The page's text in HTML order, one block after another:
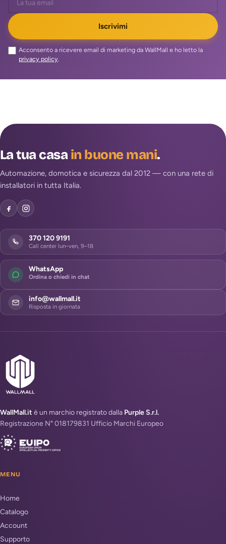
Iscrivimi
Acconsento a ricevere email di marketing da WallMall e ho letto la
privacy policy.
La tua casain buone mani.
Automazione, domotica e sicurezza dal 2012 — con una rete di
installatori in tutta Italia.
370 120 9191
Call center lun–ven, 9–18
WhatsApp
Ordina o chiedi in chat
info@wallmall.it
Risposta in giornata
WallMall.it è un marchio registrato dalla Purple S.r.l.
Registrazione N° 018179831 Ufficio Marchi Europeo
MENU
Home
Catalogo
Account
Supporto